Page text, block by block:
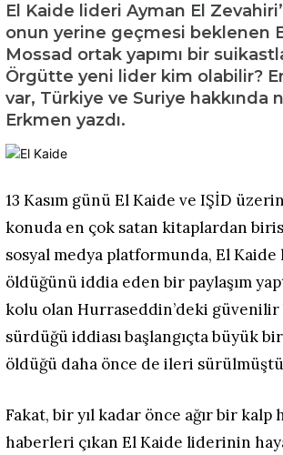
El Kaide lideri Ayman El
onun yerine geçmesi beklenen
Mossad ortak yapımı bir
Örgütte yeni lider kim olabilir?
var, Türkiye ve Suriye hakkında
Erkmen yazdı.
13 Kasım günü El Kaide ve IŞİD
konuda en çok satan kitaplardan
sosyal medya platformunda, El
öldüğünü iddia eden bir paylaşım
kolu olan Hurraseddin’deki güvenilir
sürdüğü iddiası başlangıçta büyük
öldüğü daha önce de ileri
Fakat, bir yıl kadar önce ağır bir kalp
haberleri çıkan El Kaide liderinin